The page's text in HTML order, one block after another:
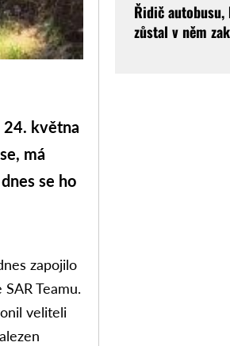
24. května
má
se ho
zapojilo
Teamu.
veliteli
Řidič
zůstal v něm